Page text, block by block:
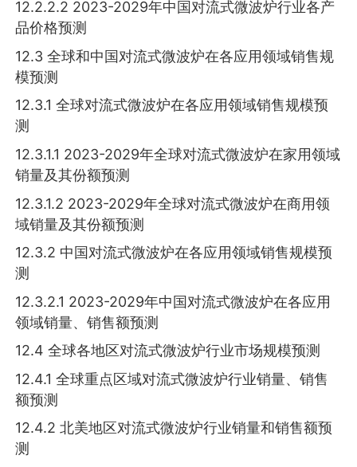
12.2.2.2 2023-2029年中国对流式微波炉行业各产
品价格预测
12.3 全球和中国对流式微波炉在各应用领域销售规
模预测
12.3.1 全球对流式微波炉在各应用领域销售规模预
测
12.3.1.1 2023-2029年全球对流式微波炉在家用领域
销量及其份额预测
12.3.1.2 2023-2029年全球对流式微波炉在商用领
域销量及其份额预测
12.3.2 中国对流式微波炉在各应用领域销售规模预
测
12.3.2.1 2023-2029年中国对流式微波炉在各应用
领域销量、销售额预测
12.4 全球各地区对流式微波炉行业市场规模预测
12.4.1 全球重点区域对流式微波炉行业销量、销售
额预测
12.4.2 北美地区对流式微波炉行业销量和销售额预
测